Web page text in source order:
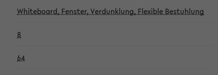
Whiteboard, Fenster, Verdunklung, Flexible Bestuhlung
8
64